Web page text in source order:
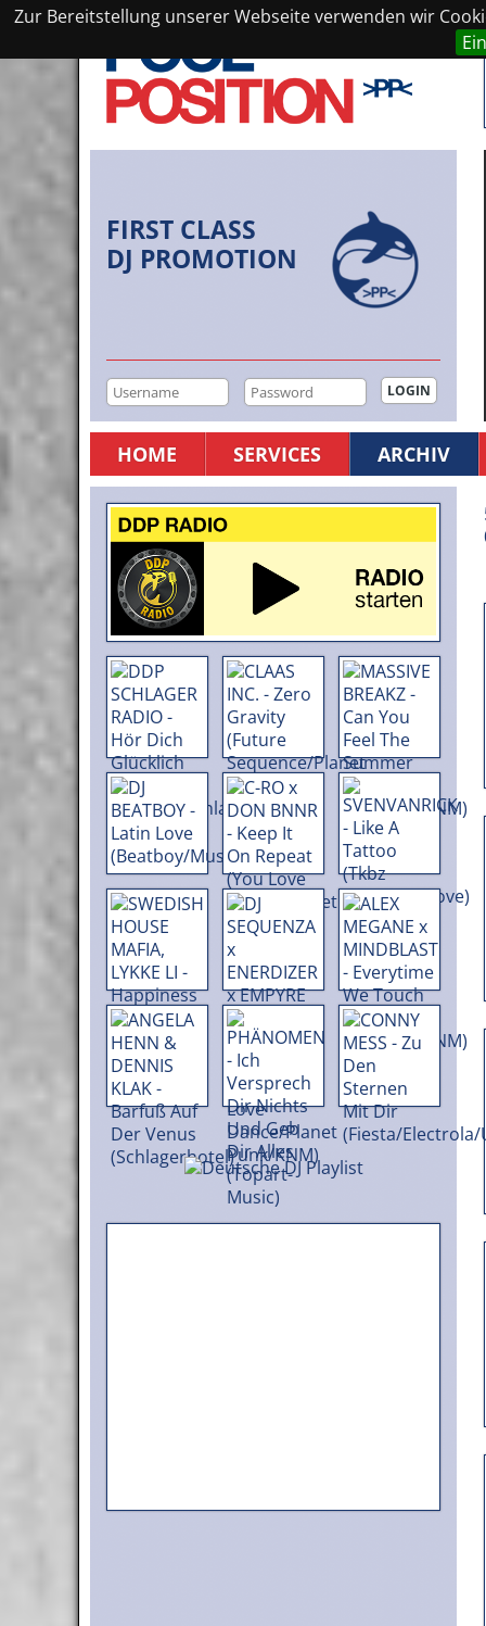
Zur Bereitstellung unserer Webseite verwenden wir
FIRST CLASS
DJ PROMOTION
HOME SERVICES ARCHIV